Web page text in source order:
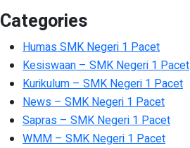
Categories
Humas SMK Negeri 1 Pacet
Kesiswaan – SMK Negeri 1 Pacet
Kurikulum – SMK Negeri 1 Pacet
News – SMK Negeri 1 Pacet
Sapras – SMK Negeri 1 Pacet
WMM – SMK Negeri 1 Pacet